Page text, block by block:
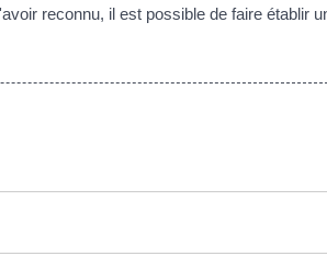
reconnu, il est possible de faire établir